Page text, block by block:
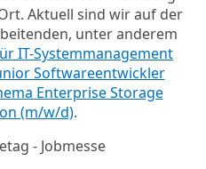
Aktuell sind wir auf der
unter anderem
IT-Systemmanagement
Softwareentwickler
Enterprise Storage
(m/w/d).
- Jobmesse